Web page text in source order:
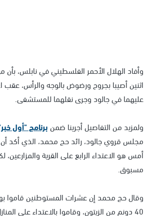
وأفاد الهلال الأحمر الفلسطيني في نابلس،
اثنين أصيبا بجروح ورضوض بالوجه والرأس،
عليهما في جالود وجرى نقلهما للمستشفى.
ولمزيد من التفاصيل أجرينا ضمنبرنامج "أول
مجلس قروي جالود، رائد حج محمد، الذي أكد أن
أمس هو الاعتداء الرابع على القرية والمزارعين،
مسبوق.
وقال حج محمد إن عشرات المستوطنين قاموا
40 دونم من الزيتون، وقاموا بالاعتداء على